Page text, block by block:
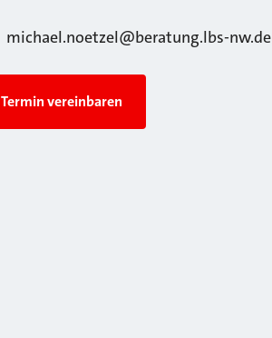
michael.noetzel@beratung.lbs-nw.de
Termin vereinbaren